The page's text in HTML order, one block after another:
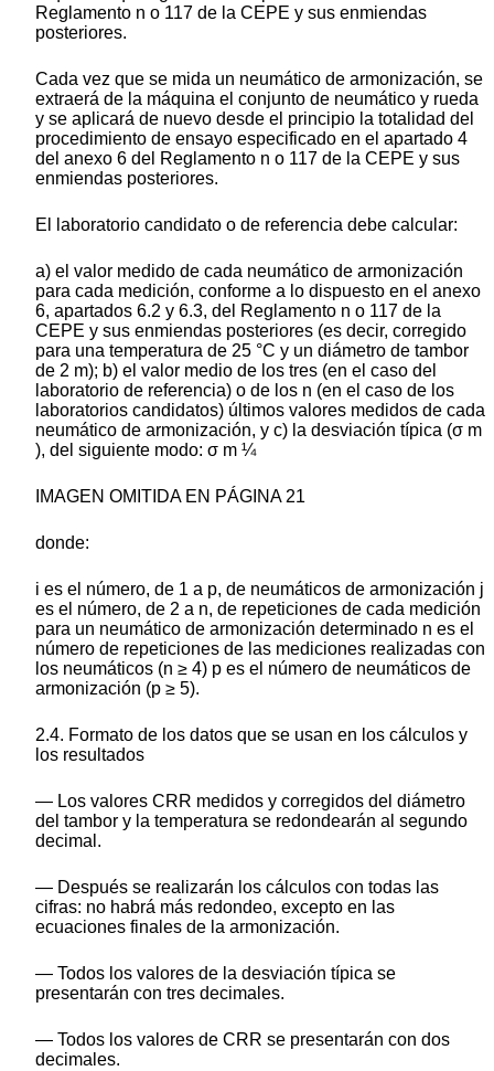
Reglamento n o 117 de la CEPE y sus enmiendas
posteriores.
Cada vez que se mida un neumático de armonización, se
extraerá de la máquina el conjunto de neumático y rueda
y se aplicará de nuevo desde el principio la totalidad del
procedimiento de ensayo especificado en el apartado 4
del anexo 6 del Reglamento n o 117 de la CEPE y sus
enmiendas posteriores.
El laboratorio candidato o de referencia debe calcular:
a) el valor medido de cada neumático de armonización
para cada medición, conforme a lo dispuesto en el anexo
6, apartados 6.2 y 6.3, del Reglamento n o 117 de la
CEPE y sus enmiendas posteriores (es decir, corregido
para una temperatura de 25 °C y un diámetro de tambor
de 2 m); b) el valor medio de los tres (en el caso del
laboratorio de referencia) o de los n (en el caso de los
laboratorios candidatos) últimos valores medidos de cada
neumático de armonización, y c) la desviación típica (σ m
), del siguiente modo: σ m ¼
IMAGEN OMITIDA EN PÁGINA 21
donde:
i es el número, de 1 a p, de neumáticos de armonización j
es el número, de 2 a n, de repeticiones de cada medición
para un neumático de armonización determinado n es el
número de repeticiones de las mediciones realizadas con
los neumáticos (n ≥ 4) p es el número de neumáticos de
armonización (p ≥ 5).
2.4. Formato de los datos que se usan en los cálculos y
los resultados
— Los valores CRR medidos y corregidos del diámetro
del tambor y la temperatura se redondearán al segundo
decimal.
— Después se realizarán los cálculos con todas las
cifras: no habrá más redondeo, excepto en las
ecuaciones finales de la armonización.
— Todos los valores de la desviación típica se
presentarán con tres decimales.
— Todos los valores de CRR se presentarán con dos
decimales.